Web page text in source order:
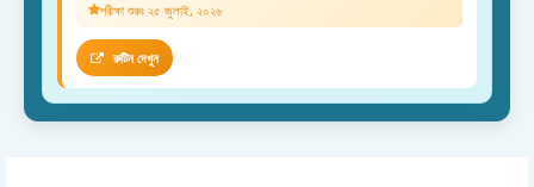
পরীক্ষা শুরুঃ ২৫ জুলাই, ২০২৬
রুটিন দেখুন